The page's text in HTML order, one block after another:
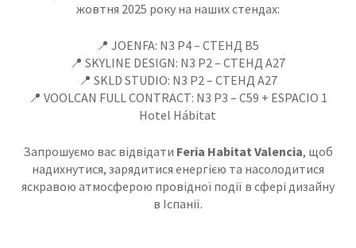
жовтня 2025 року на наших стендах:
📍 JOENFA: N3 P4 – СТЕНД B5
📍 SKYLINE DESIGN: N3 P2 – СТЕНД A27
📍 SKLD STUDIO: N3 P2 – СТЕНД A27
📍 VOOLCAN FULL CONTRACT: N3 P3 – C59 + ESPACIO 1
Hotel Hábitat
Запрошуємо вас відвідати Feria Habitat Valencia, щоб
надихнутися, зарядитися енергією та насолодитися
яскравою атмосферою провідної події в сфері дизайну
в Іспанії.